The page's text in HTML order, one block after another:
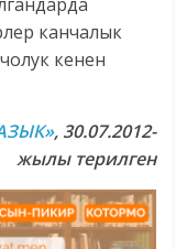
канчалык
кенен
, 30.07.2012-
жылы терилген